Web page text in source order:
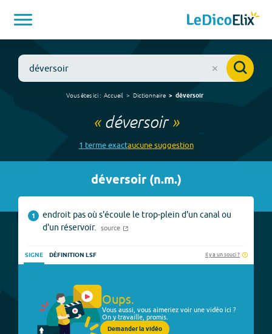
Vous êtes ici : Accueil Dictionnaire déversoir
« déversoir»
1 termeexactaucunesuggestion
déversoir(n.m.)
1
endroit pas où s'écoule le trop-plein d'un canal ou
d'un réservoir.
source
SIGNE DÉFINITION LSF Il y a un souci ?
Oups.
Vous aussi, vous aimeriez voir une vidéo ici ?
On y travaille, promis.
Demander la vidéo